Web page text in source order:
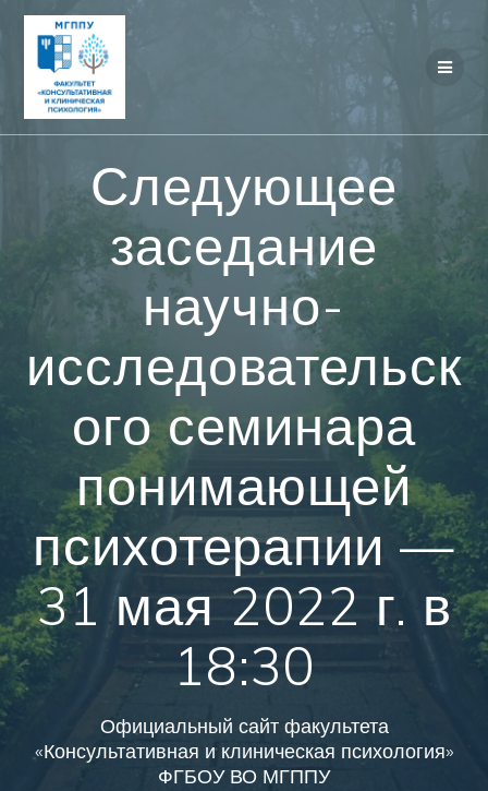
Следующее
заседание
научно-
исследовательск
ого семинара
понимающей
психотерапии —
31 мая 2022 г. в
18:30
Официальный сайт факультета
«Консультативная и клиническая психология»
ФГБОУ ВО МГППУ